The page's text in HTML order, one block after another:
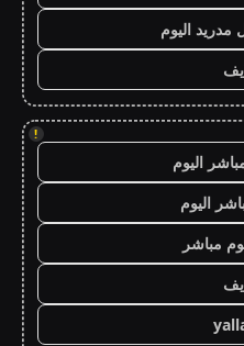
اليوم
!
اليوم
اليوم
مباشر